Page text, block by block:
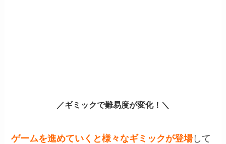
／ギミックで難易度が変化！＼
ゲームを進めていくと様々なギミックが登場して